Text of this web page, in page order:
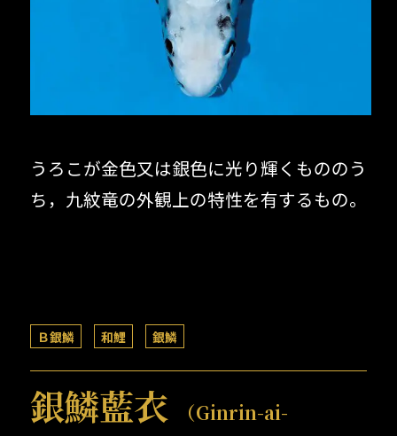
うろこが金色又は銀色に光り輝くもののう
ち，九紋竜の外観上の特性を有するもの。
Ｂ銀鱗 和鯉 銀鱗
銀鱗藍衣
（Ginrin-ai-